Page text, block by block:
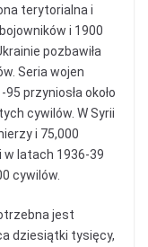
terytorialna i
i 1900
pozbawiła
Seria wojen
przyniosła około
cywilów. W Syrii
i 75,000
w latach 1936-39
cywilów.
jest
dziesiątki tysięcy,